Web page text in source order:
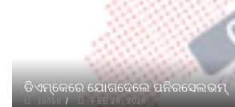
ଡିଏମ୍‌କେରେ ଯୋଗଦେଲେ ପନିରସେଲଭମ୍
15859 FEB 28, 2026